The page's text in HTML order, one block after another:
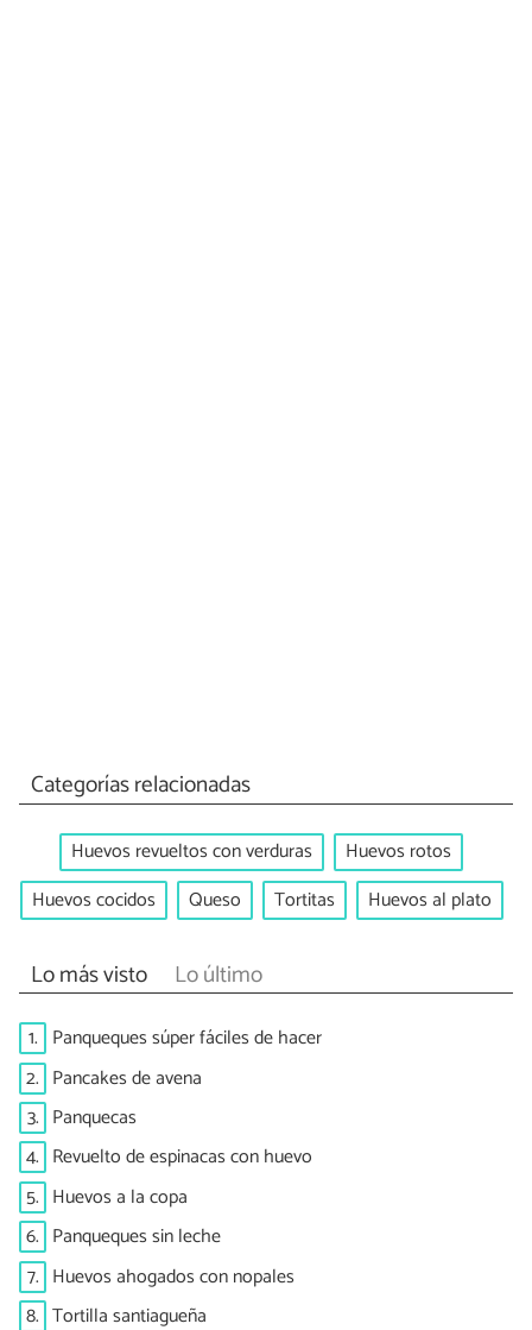
Categorías relacionadas
Huevos revueltos con verduras
Huevos rotos
Huevos cocidos
Queso Tortitas Huevos al plato
Lo más visto Lo último
1. Panqueques súper fáciles de hacer
2. Pancakes de avena
3. Panquecas
4. Revuelto de espinacas con huevo
5. Huevos a la copa
6. Panqueques sin leche
7. Huevos ahogados con nopales
8. Tortilla santiagueña